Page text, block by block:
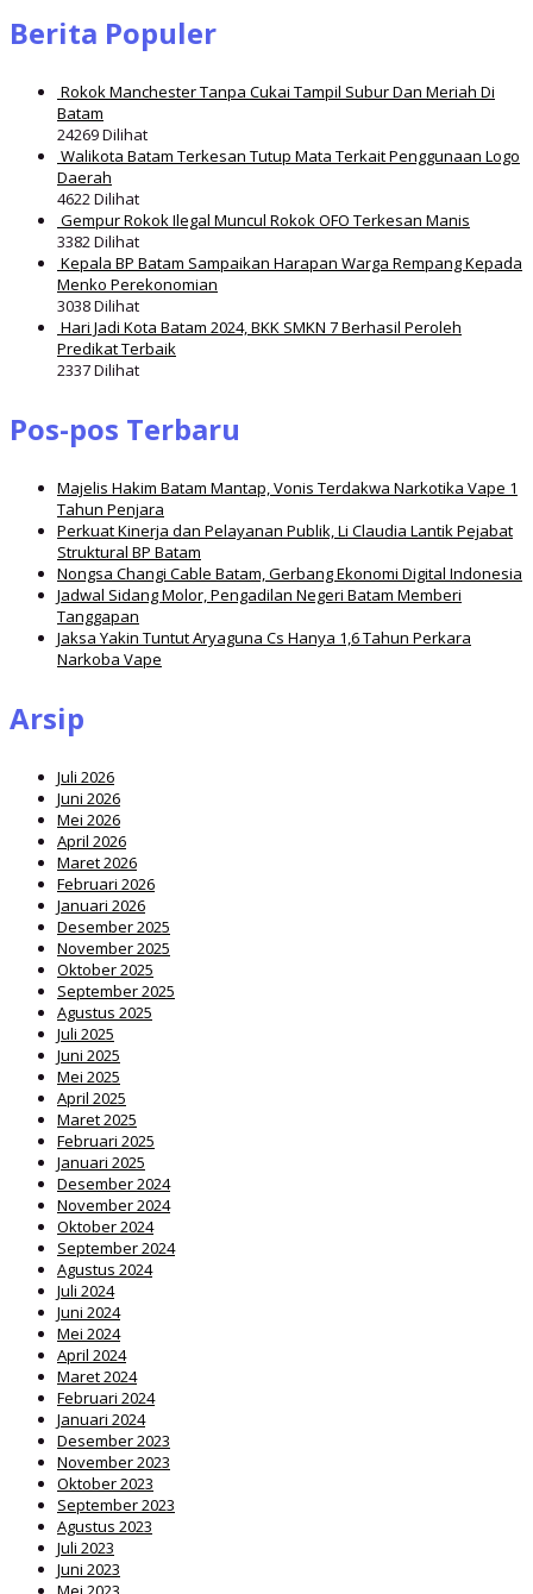
Berita Populer
Rokok Manchester Tanpa Cukai Tampil Subur Dan Meriah Di
Batam
24269 Dilihat
Walikota Batam Terkesan Tutup Mata Terkait Penggunaan Logo
Daerah
4622 Dilihat
Gempur Rokok Ilegal Muncul Rokok OFO Terkesan Manis
3382 Dilihat
Kepala BP Batam Sampaikan Harapan Warga Rempang Kepada
Menko Perekonomian
3038 Dilihat
Hari Jadi Kota Batam 2024, BKK SMKN 7 Berhasil Peroleh
Predikat Terbaik
2337 Dilihat
Pos-pos Terbaru
Majelis Hakim Batam Mantap, Vonis Terdakwa Narkotika Vape 1
Tahun Penjara
Perkuat Kinerja dan Pelayanan Publik, Li Claudia Lantik Pejabat
Struktural BP Batam
Nongsa Changi Cable Batam, Gerbang Ekonomi Digital Indonesia
Jadwal Sidang Molor, Pengadilan Negeri Batam Memberi
Tanggapan
Jaksa Yakin Tuntut Aryaguna Cs Hanya 1,6 Tahun Perkara
Narkoba Vape
Arsip
Juli 2026
Juni 2026
Mei 2026
April 2026
Maret 2026
Februari 2026
Januari 2026
Desember 2025
November 2025
Oktober 2025
September 2025
Agustus 2025
Juli 2025
Juni 2025
Mei 2025
April 2025
Maret 2025
Februari 2025
Januari 2025
Desember 2024
November 2024
Oktober 2024
September 2024
Agustus 2024
Juli 2024
Juni 2024
Mei 2024
April 2024
Maret 2024
Februari 2024
Januari 2024
Desember 2023
November 2023
Oktober 2023
September 2023
Agustus 2023
Juli 2023
Juni 2023